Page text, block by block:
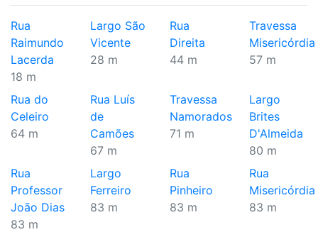
Rua
Raimundo
Lacerda
18 m
Largo São
Vicente
28 m
Rua
Direita
44 m
Travessa
Misericórdia
57 m
Rua do
Celeiro
64 m
Rua Luís
de
Camões
67 m
Travessa
Namorados
71 m
Largo
Brites
D'Almeida
80 m
Rua
Professor
João Dias
83 m
Largo
Ferreiro
83 m
Rua
Pinheiro
83 m
Rua
Misericórdia
83 m